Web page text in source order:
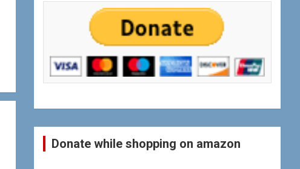
Donate while shopping on amazon